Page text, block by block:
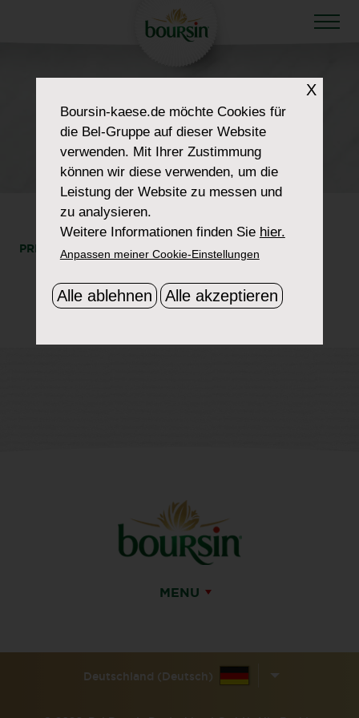
RECIPE-TWICE-
BAKED-POTATOE-2
PRINT SHARE
MENU
Deutschland (Deutsch)
X
Boursin-kaese.demöchte Cookies für
die Bel-Gruppe auf dieser Website
verwenden. Mit Ihrer Zustimmung
können wir diese verwenden, um die
Leistung der Website zu messen und
zu analysieren.
Weitere Informationen finden Sie hier.
Anpassen meiner Cookie-Einstellungen
Alle ablehnen Alle akzeptieren